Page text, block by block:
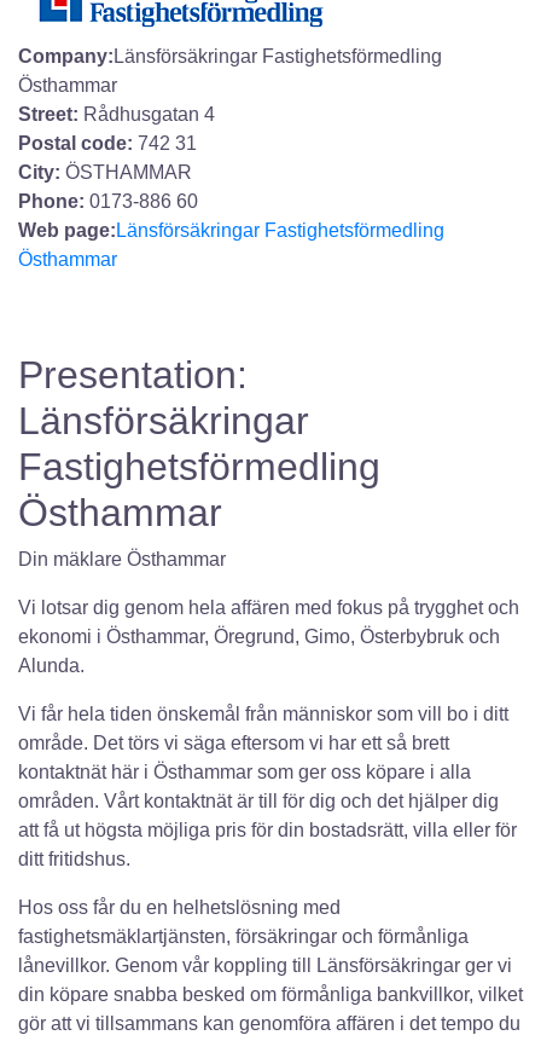
Company: Länsförsäkringar Fastighetsförmedling
Östhammar
Street: Rådhusgatan 4
Postal code: 742 31
City: ÖSTHAMMAR
Phone: 0173-886 60
Web page: Länsförsäkringar Fastighetsförmedling
Östhammar
Presentation:
Länsförsäkringar
Fastighetsförmedling
Östhammar
Din mäklare Östhammar
Vi lotsar dig genom hela affären med fokus på trygghet och
ekonomi i Östhammar, Öregrund, Gimo, Österbybruk och
Alunda.
Vi får hela tiden önskemål från människor som vill bo i ditt
område. Det törs vi säga eftersom vi har ett så brett
kontaktnät här i Östhammar som ger oss köpare i alla
områden. Vårt kontaktnät är till för dig och det hjälper dig
att få ut högsta möjliga pris för din bostadsrätt, villa eller för
ditt fritidshus.
Hos oss får du en helhetslösning med
fastighetsmäklartjänsten, försäkringar och förmånliga
lånevillkor. Genom vår koppling till Länsförsäkringar ger vi
din köpare snabba besked om förmånliga bankvillkor, vilket
gör att vi tillsammans kan genomföra affären i det tempo du